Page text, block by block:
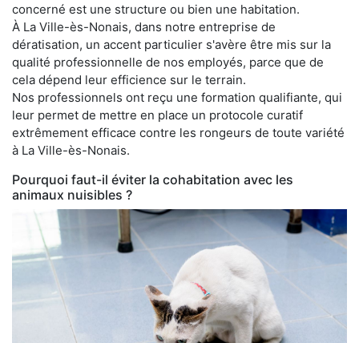
concerné est une structure ou bien une habitation.
À La Ville-ès-Nonais, dans notre entreprise de
dératisation, un accent particulier s'avère être mis sur la
qualité professionnelle de nos employés, parce que de
cela dépend leur efficience sur le terrain.
Nos professionnels ont reçu une formation qualifiante, qui
leur permet de mettre en place un protocole curatif
extrêmement efficace contre les rongeurs de toute variété
à La Ville-ès-Nonais.
Pourquoi faut-il éviter la cohabitation avec les
animaux nuisibles ?